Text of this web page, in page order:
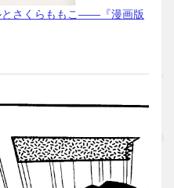
とさくらももこ――『漫画版